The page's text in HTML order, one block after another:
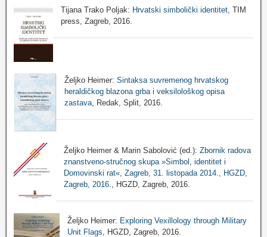
Tijana Trako Poljak: Hrvatski simbolički identitet , TIM
press, Zagreb, 2016.
Željko Heimer: Sintaksa suvremenog hrvatskog
heraldičkog blazona grba i veksilološkog opisa
zastava, Redak, Split, 2016.
Željko Heimer & Marin Sabolović (ed.): Zbornik radova
znanstveno-stručnog skupa »Simbol, identitet i
Domovinski rat«, Zagreb, 31. listopada 2014., HGZD,
Zagreb, 2016.
, HGZD, Zagreb, 2016.
Željko Heimer: Exploring Vexillology through Military
Unit Flags , HGZD, Zagreb, 2016.